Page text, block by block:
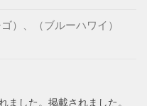
）、（ブルーハワイ）
ました。掲載されました。